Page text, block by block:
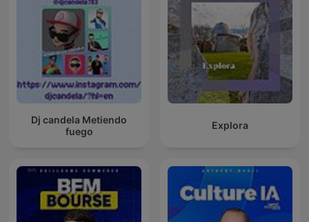
Dj candela Metiendo
fuego
Explora